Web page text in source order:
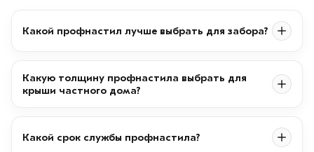
Какой профнастил лучше выбрать для забора?
Какую толщину профнастила выбрать для
крыши частного дома?
Какой срок службы профнастила?